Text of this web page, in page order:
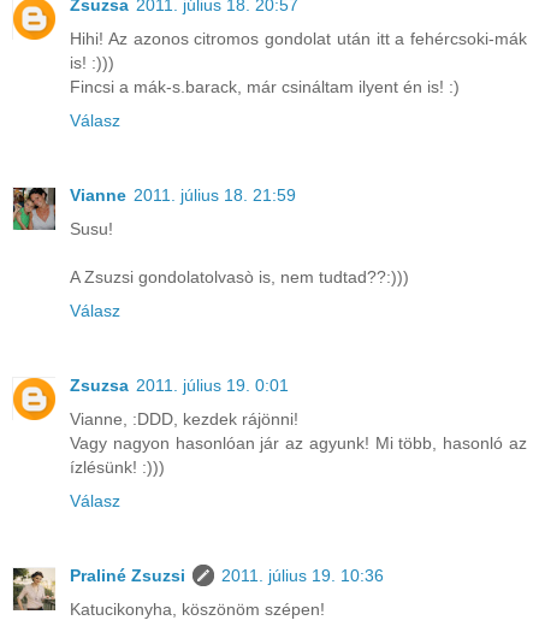
Zsuzsa 2011. július 18. 20:57
Hihi! Az azonos citromos gondolat után itt a fehércsoki-mák
is! :)))
Fincsi a mák-s.barack, már csináltam ilyent én is! :)
Válasz
Vianne 2011. július 18. 21:59
Susu!
A Zsuzsi gondolatolvasò is, nem tudtad??:)))
Válasz
Zsuzsa 2011. július 19. 0:01
Vianne, :DDD, kezdek rájönni!
Vagy nagyon hasonlóan jár az agyunk! Mi több, hasonló az
ízlésünk! :)))
Válasz
Praliné Zsuzsi
2011. július 19. 10:36
Katucikonyha, köszönöm szépen!